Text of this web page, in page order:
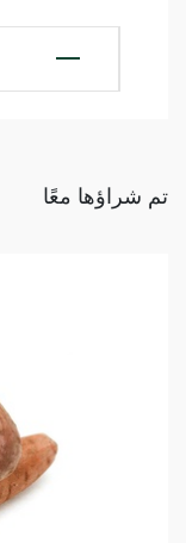
تم شراؤها معًا